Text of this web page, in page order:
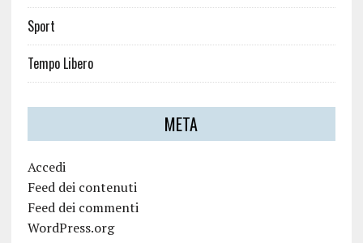
Sport
Tempo Libero
META
Accedi
Feed dei contenuti
Feed dei commenti
WordPress.org